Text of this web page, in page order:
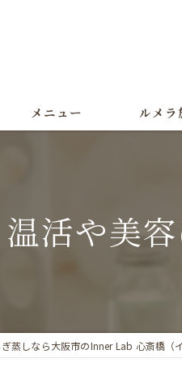
メニュー ルメラ
活や美
蒸しなら大阪市のInner Lab 心斎橋（